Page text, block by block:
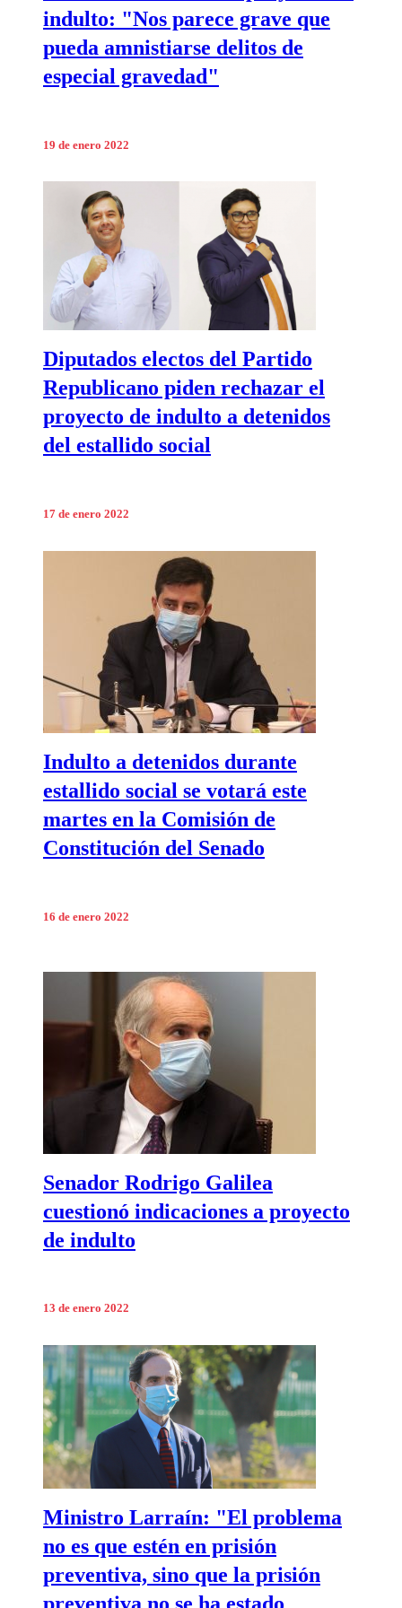
indulto: "Nos parece grave que
pueda amnistiarse delitos de
especial gravedad"
19 de enero 2022
Diputados electos del Partido
Republicano piden rechazar el
proyecto de indulto a detenidos
del estallido social
17 de enero 2022
Indulto a detenidos durante
estallido social se votará este
martes en la Comisión de
Constitución del Senado
16 de enero 2022
Senador Rodrigo Galilea
cuestionó indicaciones a proyecto
de indulto
13 de enero 2022
Ministro Larraín: "El problema
no es que estén en prisión
preventiva, sino que la prisión